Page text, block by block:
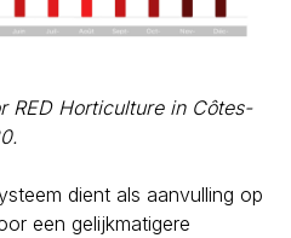
RED Horticulture in Côtes-
dient als aanvulling op
een gelijkmatigere